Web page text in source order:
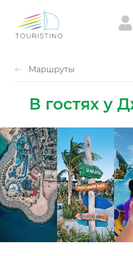
Маршруты
В гостях у